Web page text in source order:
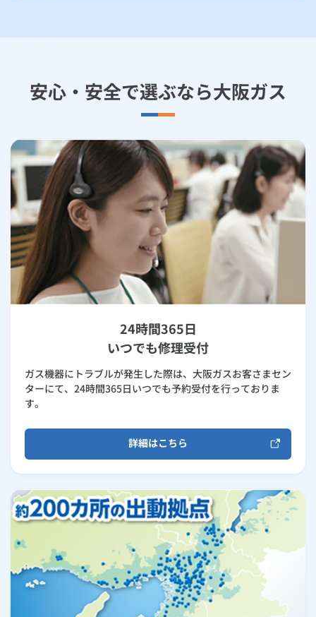
安心・安全で選ぶなら大阪ガス
24時間365日
いつでも修理受付
ガス機器にトラブルが発生した際は、大阪ガスお客さまセン
ターにて、24時間365日いつでも予約受付を行っておりま
す。
詳細はこちら